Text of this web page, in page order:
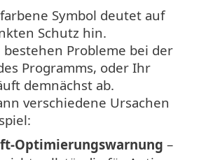
Symbol deutet auf
Schutz hin.
Probleme bei der
Programms, oder Ihr
demnächst ab.
verschiedene Ursachen
Optimierungswarnung –